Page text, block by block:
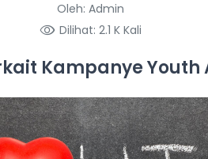
Oleh: Admin
Dilihat: 2.1 K Kali
Kampanye Youth